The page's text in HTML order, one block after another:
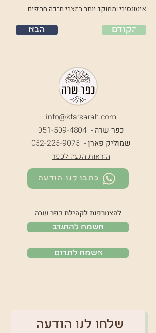
אינטנסיבי וממוקד יותר במצבי חרדה חריפים.
הבא הקודם
info@kfarsarah.com
כפר שרה -051-509-4804
שמוליק פארן - 052-225-9075
הוראות הגעה לכפר
כתבו לנו הודעה
להצטרפות לקהילת כפר שרה
אשמח להתנדב
אשמח לתרום
שלחו לנו הודעה